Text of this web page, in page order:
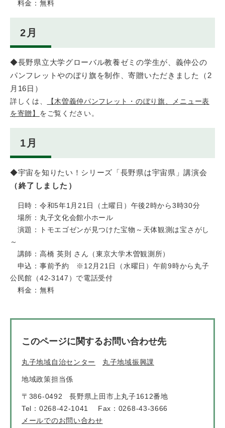
料金：無料
2月
◆長野県立大学グローバル教養ゼミの学生が、義仲公の
パンフレットやのぼり旗を制作、寄贈いただきました（2
月16日）
詳しくは、
【木曽義仲パンフレット・のぼり旗、メニュー表
を寄贈】 をご覧ください。
1月
◆宇宙を知りたい！シリーズ「長野県は宇宙県」講演会
（終了しました）
日時：令和5年1月21日（土曜日）午後2時から3時30分
場所：丸子文化会館小ホール
演題：トモエゴゼンが見つけた宝物～天体観測は宝さがし
～
講師：高橋 英則 さん（東京大学木曽観測所）
申込：事前予約 ※12月21日（水曜日）午前9時から丸子
公民館（42-3147）で電話受付
料金：無料
このページに関するお問い合わせ先
丸子地域自治センター 丸子地域振興課
地域政策担当係
〒386-0492
長野県上田市上丸子1612番地
Tel：0268-42-1041
Fax：0268-43-3666
メールでのお問い合わせ